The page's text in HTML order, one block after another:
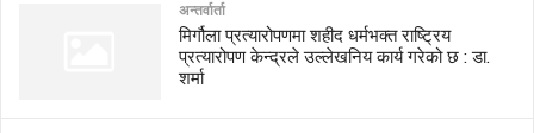
अन्तर्वार्ता
मिर्गौला प्रत्यारोपणमा शहीद धर्मभक्त राष्ट्रिय
प्रत्यारोपण केन्द्रले उल्लेखनिय कार्य गरेको छ : डा.
शर्मा